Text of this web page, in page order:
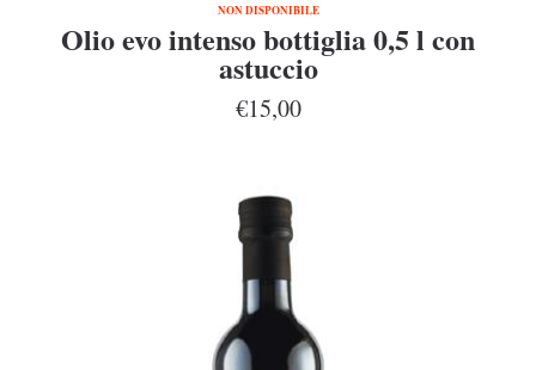
NON DISPONIBILE
Olio evo intenso bottiglia 0,5 l con
astuccio
€15,00